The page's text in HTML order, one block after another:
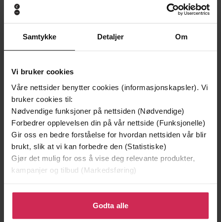
Samtykke Detaljer Om
Vi bruker cookies
Våre nettsider benytter cookies (informasjonskapsler). Vi
bruker cookies til:
Nødvendige funksjoner på nettsiden (Nødvendige)
Forbedrer opplevelsen din på vår nettside (Funksjonelle)
Gir oss en bedre forståelse for hvordan nettsiden vår blir
brukt, slik at vi kan forbedre den (Statistiske)
Gjør det mulig for oss å vise deg relevante produkter,
kampanjer og tilbud (Markedsføring)
Klikk på «Godta alle» for å gi oss ditt samtykke til å
bruke cookies for alle disse formålene. Du kan også
tilpasse ditt samtykke til spesifikke formål ved å klikke
Godta alle
EBOK
Emma Lee-Potter
EBOK
Andre har også kjøpt
Premium
Vinner av Rivertonprisen
Første gang på tilbud